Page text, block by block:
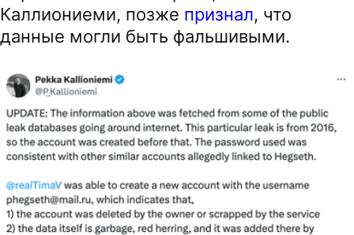
Каллиониеми, позже признал, что
данные могли быть фальшивыми.